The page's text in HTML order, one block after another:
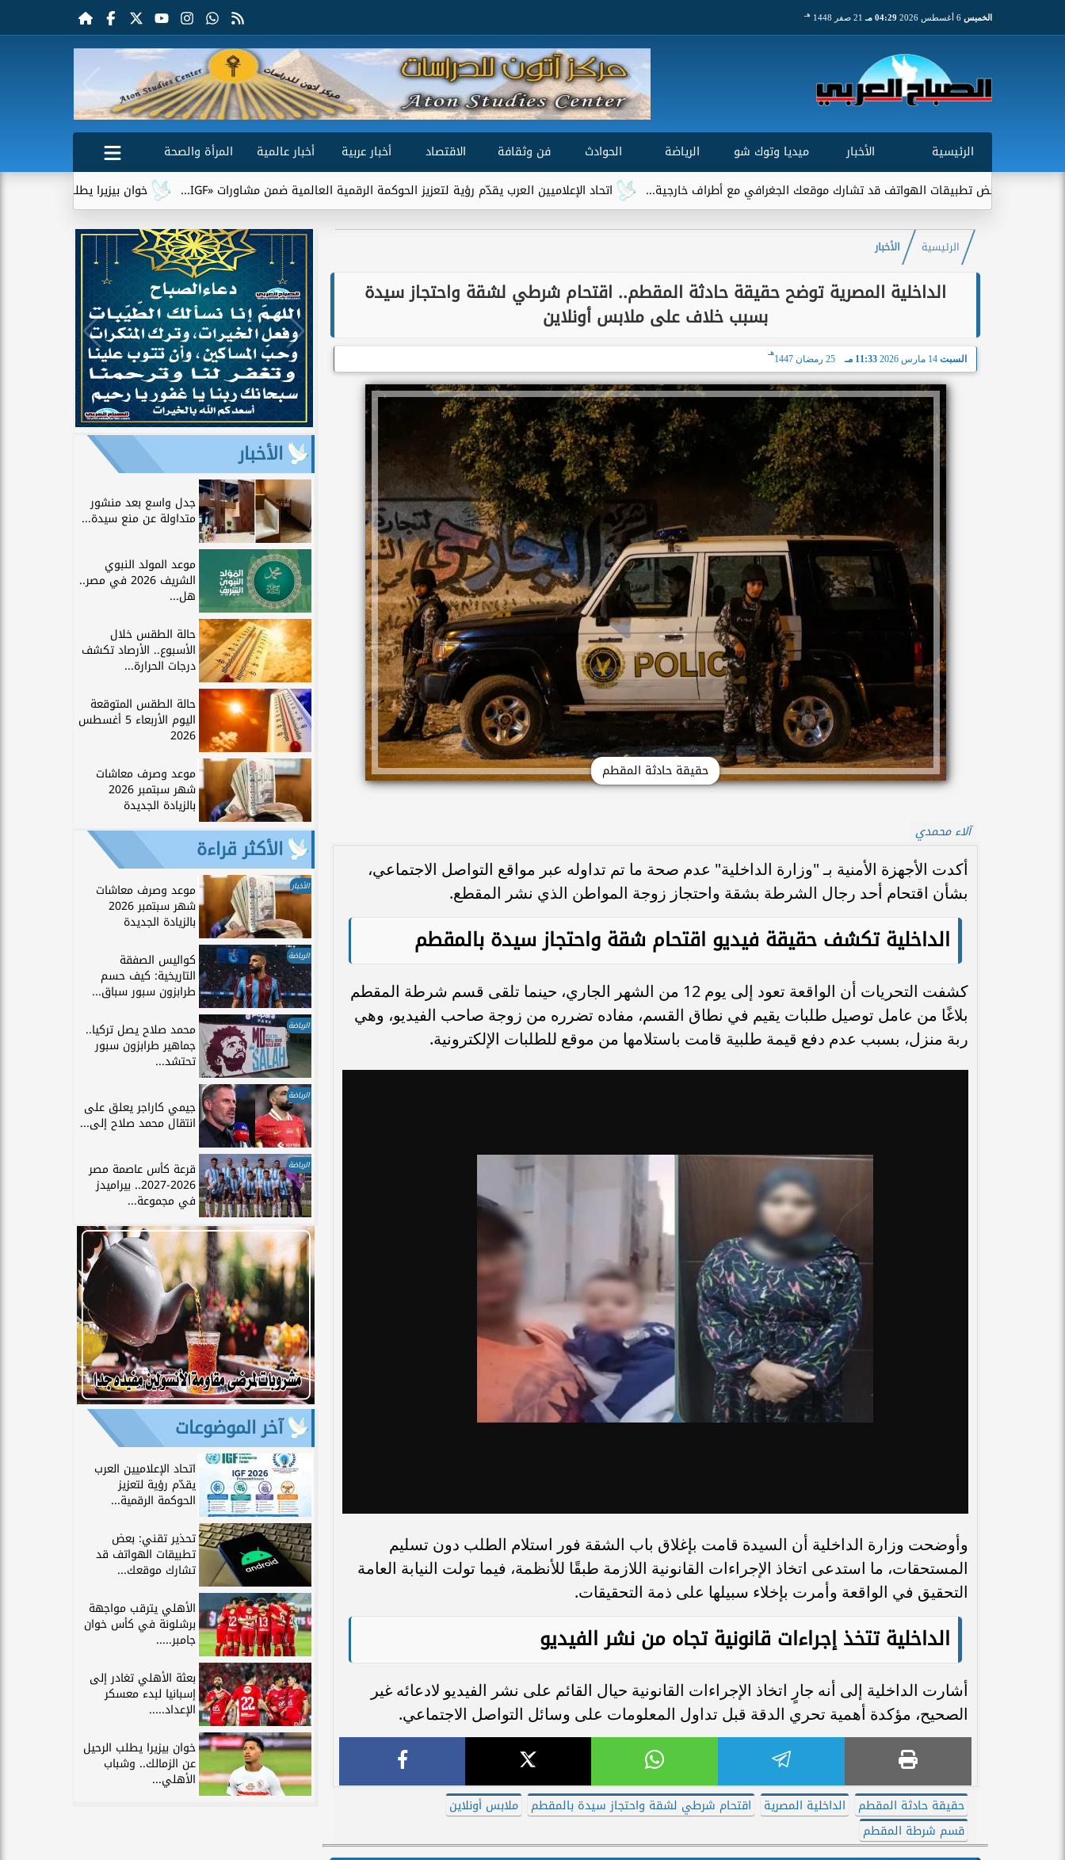
الخميس 04:29 مـ 21 صفر 1448 هـ
الرئيسية الأخبار ميديا وتوك شو الرياضة الحوادث فن وثقافة الاقتصاد أخبار عربية أخبار عالمية
المرأة والصحة
خوان بيزيرا يطلب الرحيل عن الزمالك..
اتحاد الإعلاميين العرب يقدّم رؤية لتعزيز الحوكمة الرقمية العالمية ضمن مشاورات «IGF... تطبيقات الهواتف قد تشارك موقعك الجغرافي مع أطراف خارجية...
الرئيسية الأخبار
الداخلية المصرية توضح حقيقة حادثة المقطم.. اقتحام شرطي لشقة واحتجاز سيدة
بسبب خلاف على ملابس أونلاين
السبت 14 مارس 2026 11:33 مـ 25 رمضان 1447
هـ
حقيقة حادثة المقطم
آلاء محمدي
أكدت الأجهزة الأمنية بـ "وزارة الداخلية" عدم صحة ما تم تداوله عبر مواقع التواصل الاجتماعي،
بشأن اقتحام أحد رجال الشرطة بشقة واحتجاز زوجة المواطن الذي نشر المقطع.
الداخلية تكشف حقيقة فيديو اقتحام شقة واحتجاز سيدة بالمقطم
كشفت التحريات أن الواقعة تعود إلى يوم 12 من الشهر الجاري، حينما تلقى قسم شرطة المقطم
بلاغًا من عامل توصيل طلبات يقيم في نطاق القسم، مفاده تضرره من زوجة صاحب الفيديو، وهي
ربة منزل، بسبب عدم دفع قيمة طلبية قامت باستلامها من موقع للطلبات الإلكترونية.
وأوضحت وزارة الداخلية أن السيدة قامت بإغلاق باب الشقة فور استلام الطلب دون تسليم
المستحقات، ما استدعى اتخاذ الإجراءات القانونية اللازمة طبقًا للأنظمة، فيما تولت النيابة العامة
التحقيق في الواقعة وأمرت بإخلاء سبيلها على ذمة التحقيقات.
الداخلية تتخذ إجراءات قانونية تجاه من نشر الفيديو
أشارت الداخلية إلى أنه جارٍ اتخاذ الإجراءات القانونية حيال القائم على نشر الفيديو لادعائه غير
الصحيح، مؤكدة أهمية تحري الدقة قبل تداول المعلومات على وسائل التواصل الاجتماعي.
حقيقة حادثة المقطم الداخلية المصرية اقتحام شرطي لشقة واحتجاز سيدة بالمقطم
ملابس أونلاين
قسم شرطة المقطم
الأخبار
جدل واسع بعد منشور
متداولة عن منع سيدة...
موعد المولد النبوي
الشريف 2026 في مصر..
هل...
حالة الطقس خلال
الأسبوع.. الأرصاد تكشف
درجات الحرارة...
حالة الطقس المتوقعة
اليوم الأربعاء 5 أغسطس
2026
موعد وصرف معاشات
شهر سبتمبر 2026
بالزيادة الجديدة
الأكثر قراءة
الأخبار موعد وصرف معاشات
شهر سبتمبر 2026
بالزيادة الجديدة
الرياضة كواليس الصفقة
التاريخية: كيف حسم
طرابزون سبور سباق...
الرياضة محمد صلاح يصل تركيا..
جماهير طرابزون سبور
تحتشد...
الرياضة
جيمي كاراجر يعلق على
انتقال محمد صلاح إلى...
الرياضة قرعة كأس عاصمة مصر
2026-2027.. بيراميدز
في مجموعة...
آخر الموضوعات
اتحاد الإعلاميين العرب
يقدّم رؤية لتعزيز
الحوكمة الرقمية...
تحذير تقني: بعض
تطبيقات الهواتف قد
تشارك موقعك...
الأهلي يترقب مواجهة
برشلونة في كأس خوان
جامبر.....
بعثة الأهلي تغادر إلى
إسبانيا لبدء معسكر
الإعداد.....
خوان بيزيرا يطلب الرحيل
عن الزمالك.. وشباب
الأهلي...